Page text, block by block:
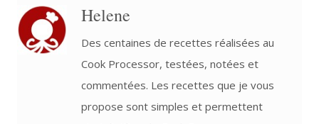
Helene
Des centaines de recettes réalisées au
Cook Processor, testées, notées et
commentées. Les recettes que je vous
propose sont simples et permettent